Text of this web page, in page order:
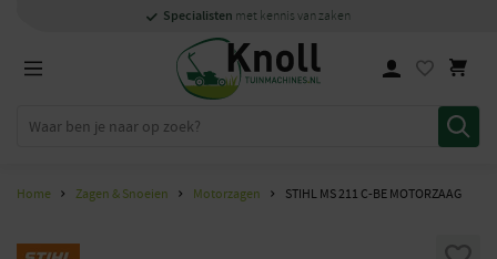
Specialisten met kennis van zaken
1000m2showroom in Staphorst
Persoonlijkensnelcontact
Specialisten met kennis van zaken
Home Zagen & Snoeien Motorzagen STIHL MS 211 C-BE MOTORZAAG